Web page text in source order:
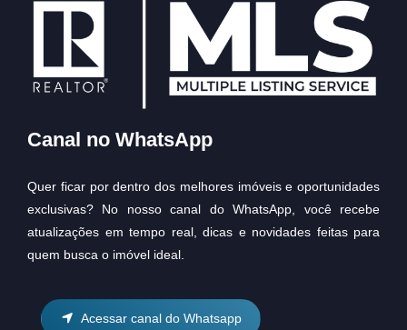
Canal no WhatsApp
Quer ficar por dentro dos melhores imóveis e oportunidades
exclusivas? No nosso canal do WhatsApp, você recebe
atualizações em tempo real, dicas e novidades feitas para
quem busca o imóvel ideal.
Acessar canal do Whatsapp